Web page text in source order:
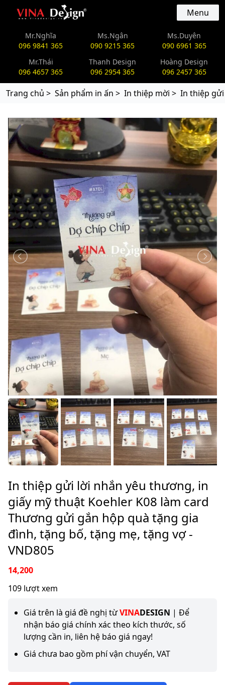
vinadesign.vn Menu
Mr.Nghĩa
096 9841 365
Ms.Ngân
090 9215 365
Ms.Duyên
090 6961 365
Mr.Thái
096 4657 365
Thanh Design
096 2954 365
Hoàng Design
096 2457 365
Trang chủ > Sản phẩm in ấn > In thiệp mời > In thiệp
In thiệp gửi lời nhắn yêu thương, in
giấy mỹ thuật Koehler K08 làm card
Thương gửi gắn hộp quà tặng gia
đình, tặng bố, tặng mẹ, tặng vợ -
VND805
14,200
109 lượt xem
Giá trên là giá đề nghị từVINADESIGN | Để
nhận báo giá chính xác theo kích thước, số
lượng cần in, liên hệ báo giá ngay!
Giá chưa bao gồm phí vận chuyển, VAT